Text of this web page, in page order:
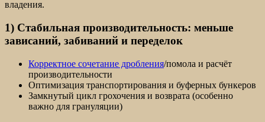
владения.
1) Стабильная производительность: меньше
зависаний, забиваний и переделок
Корректное сочетание дробления/помола и расчёт
производительности
Оптимизация транспортирования и буферных бункеров
Замкнутый цикл грохочения и возврата (особенно
важно для грануляции)